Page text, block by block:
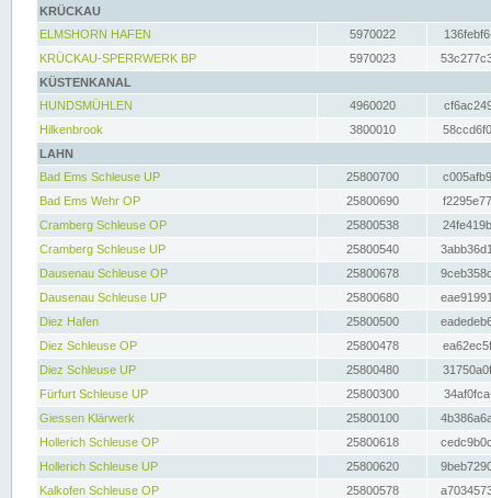
KRÜCKAU
ELMSHORN HAFEN
5970022
KRÜCKAU-SPERRWERK BP
5970023
KÜSTENKANAL
HUNDSMÜHLEN
4960020
Hilkenbrook
3800010
LAHN
Bad Ems Schleuse UP
25800700
Bad Ems Wehr OP
25800690
Cramberg Schleuse OP
25800538
Cramberg Schleuse UP
25800540
Dausenau Schleuse OP
25800678
Dausenau Schleuse UP
25800680
Diez Hafen
25800500
Diez Schleuse OP
25800478
Diez Schleuse UP
25800480
Fürfurt Schleuse UP
25800300
Giessen Klärwerk
25800100
Hollerich Schleuse OP
25800618
Hollerich Schleuse UP
25800620
Kalkofen Schleuse OP
25800578